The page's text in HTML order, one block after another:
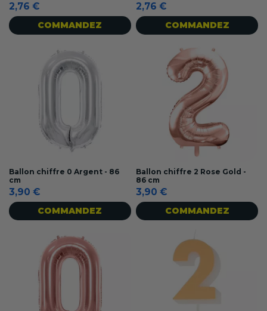
2,76 €
COMMANDEZ
2,76 €
COMMANDEZ
Ballon chiffre 0 Argent - 86
cm
3,90 €
COMMANDEZ
Ballon chiffre 2 Rose Gold -
86 cm
3,90 €
COMMANDEZ